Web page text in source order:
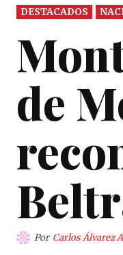
DESTACADOS
de
Por Carlos Álvarez